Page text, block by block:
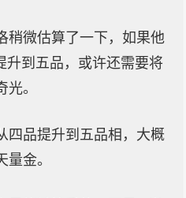
稍微估算了一下，如果他
升到五品，或许还需要将
。
四品提升到五品相，大概
金。